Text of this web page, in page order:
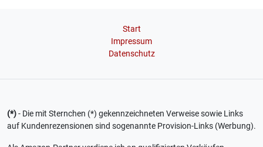
Start
Impressum
Datenschutz
(*)- Die mit Sternchen (*) gekennzeichneten Verweise sowie Links
auf Kundenrezensionen sind sogenannte Provision-Links (Werbung).